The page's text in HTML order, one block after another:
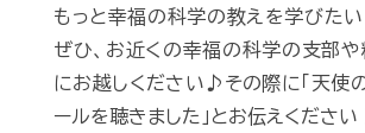
もっと幸福の科学の教えを学びた
ぜひ、お近くの幸福の科学の支部
にお越しください♪その際に「天使
ールを聴きました」とお伝えください